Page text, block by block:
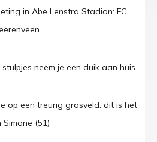
in Abe Lenstra Stadion: FC
neem je een duik aan huis
op een treurig grasveld: dit is het
(51)